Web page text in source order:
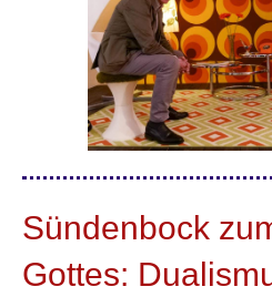
Sündenbock
Gottes: